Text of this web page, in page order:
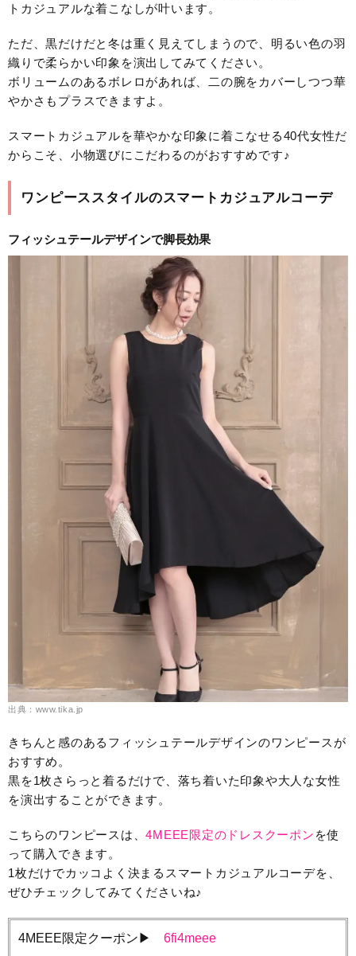
トカジュアルな着こなしが叶います。
ただ、黒だけだと冬は重く見えてしまうので、明るい色の羽
織りで柔らかい印象を演出してみてください。
ボリュームのあるボレロがあれば、二の腕をカバーしつつ華
やかさもプラスできますよ。
スマートカジュアルを華やかな印象に着こなせる40代女性だ
からこそ、小物選びにこだわるのがおすすめです♪
ワンピーススタイルのスマートカジュアルコーデ
フィッシュテールデザインで脚長効果
出典：www.tika.jp
きちんと感のあるフィッシュテールデザインのワンピースが
おすすめ。
黒を1枚さらっと着るだけで、落ち着いた印象や大人な女性
を演出することができます。
こちらのワンピースは、4MEEE限定のドレスクーポン を使
って購入できます。
1枚だけでカッコよく決まるスマートカジュアルコーデを、
ぜひチェックしてみてくださいね♪
4MEEE限定クーポン▶︎ 6fi4meee